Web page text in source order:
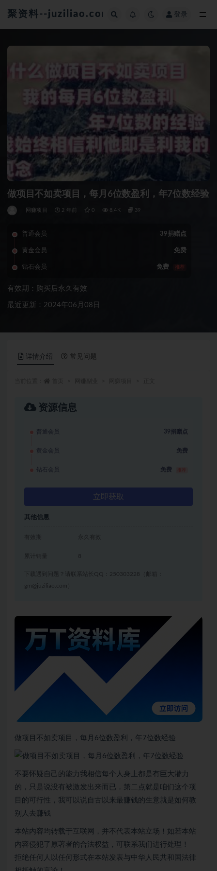
聚资料--juziliao.com--全网资料整合平台
登录
做项目不如卖项目，每月6位数盈利，年7位数经验
网赚项目 2 年前 0 8.4K 39
普通会员 39捐赠点
黄金会员 免费
钻石会员 免费 推荐
有效期：购买后永久有效
最近更新：2024年06月08日
详情介绍 常见问题
资源信息
普通会员 39捐赠点
黄金会员 免费
钻石会员 免费
立即获取
其他信息
有效期 永久有效
累计销量 8
下载遇到问题？请联系站长QQ：250303228（邮箱：
gm@juziliao.com）
做项目不如卖项目，每月6位数盈利，年7位数经验
不要怀疑自己的能力我相信每个人身上都是有巨大潜力
的，只是说没有被激发出来而已，第二点就是咱们这个项
目的可行性，我可以说自古以来最赚钱的生意就是如何教
别人去赚钱
本站内容均转载于互联网，并不代表本站立场！如若本站
内容侵犯了原著者的合法权益，可联系我们进行处理！
拒绝任何人以任何形式在本站发表与中华人民共和国法律